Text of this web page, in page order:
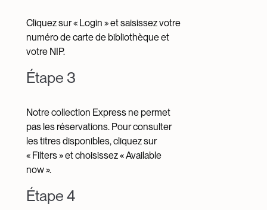
Cliquez sur « Login » et saisissez votre
numéro de carte de bibliothèque et
votre NIP.
Étape 3
Notre collection Express ne permet
pas les réservations. Pour consulter
les titres disponibles, cliquez sur
« Filters » et choisissez « Available
now ».
Étape 4